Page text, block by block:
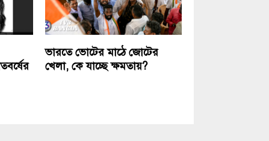
ভারতে ভোটের মাঠে জোটের
খেলা, কে যাচ্ছে ক্ষমতায়?